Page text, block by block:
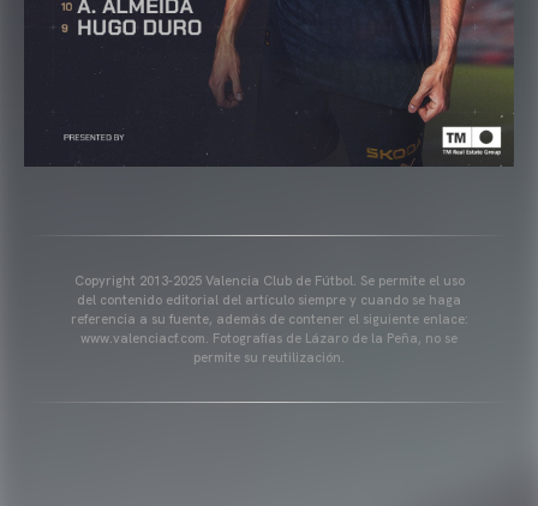
Copyright 2013-2025 Valencia Club de Fútbol. Se permite el uso
del contenido editorial del artículo siempre y cuando se haga
referencia a su fuente, además de contener el siguiente enlace:
www.valenciacf.com. Fotografías de Lázaro de la Peña, no se
permite su reutilización.